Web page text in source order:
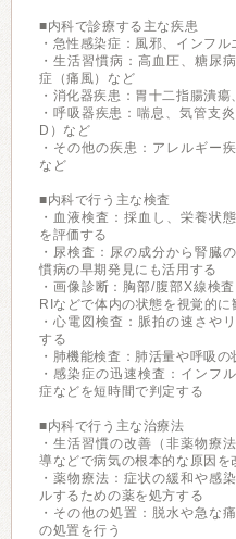
■内科で診療する主な疾患
・急性感染症：風邪、インフ
・生活習慣病：高血圧、糖尿
症（痛風）など
・消化器疾患：胃十二指腸潰
・呼吸器疾患：喘息、気管支
D）など
・その他の疾患：アレルギー
など
■内科で行う主な検査
・血液検査：採血し、栄養状
を評価する
・尿検査：尿の成分から腎臓
慣病の早期発見にも活用する
・画像診断：胸部/腹部X線検
RIなどで体内の状態を視覚的に
・心電図検査：脈拍の速さや
する
・肺機能検査：肺活量や呼吸の
・感染症の迅速検査：インフ
症などを短時間で判定する
■内科で行う主な治療法
・生活習慣の改善（非薬物療
導などで病気の根本的な原因を
・薬物療法：症状の緩和や感
ルするための薬を処方する
・その他の処置：脱水や急な
の処置を行う